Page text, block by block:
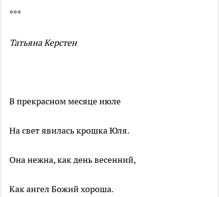
***
Татьяна Керстен
В прекрасном месяце июле
На свет явилась крошка Юля.
Она нежна, как день весенний,
Как ангел Божий хороша.